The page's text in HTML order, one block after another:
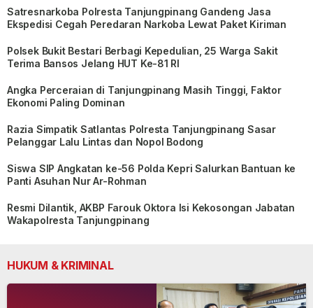
Satresnarkoba Polresta Tanjungpinang Gandeng Jasa
Ekspedisi Cegah Peredaran Narkoba Lewat Paket Kiriman
Polsek Bukit Bestari Berbagi Kepedulian, 25 Warga Sakit
Terima Bansos Jelang HUT Ke-81 RI
Angka Perceraian di Tanjungpinang Masih Tinggi, Faktor
Ekonomi Paling Dominan
Razia Simpatik Satlantas Polresta Tanjungpinang Sasar
Pelanggar Lalu Lintas dan Nopol Bodong
Siswa SIP Angkatan ke-56 Polda Kepri Salurkan Bantuan ke
Panti Asuhan Nur Ar-Rohman
Resmi Dilantik, AKBP Farouk Oktora Isi Kekosongan Jabatan
Wakapolresta Tanjungpinang
HUKUM & KRIMINAL